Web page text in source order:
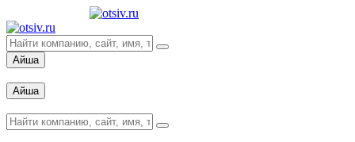
Айша
Айша